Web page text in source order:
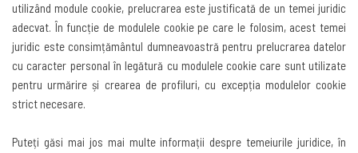
utilizând module cookie, prelucrarea este justificată de un temei juridic
adecvat. În funcție de modulele cookie pe care le folosim, acest temei
juridic este consimțământul dumneavoastră pentru prelucrarea datelor
cu caracter personal în legătură cu modulele cookie care sunt utilizate
pentru urmărire și crearea de profiluri, cu excepția modulelor cookie
strict necesare.
Puteți găsi mai jos mai multe informații despre temeiurile juridice, în